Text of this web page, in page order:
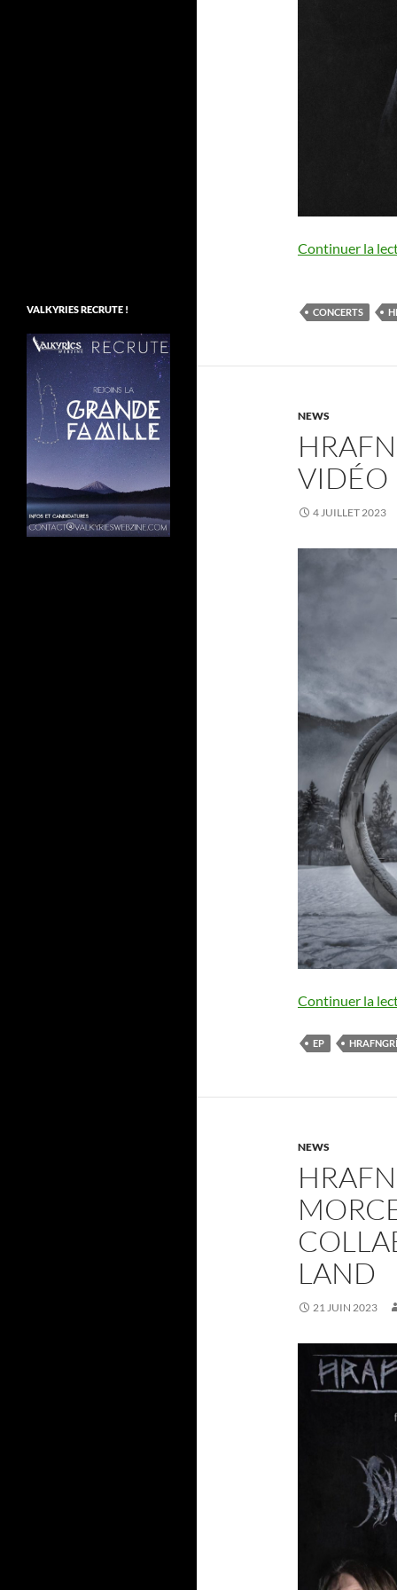
Continuer la
CONCERTS
NEWS
VIDÉO
4 JUILLET 2023
Continuer la
EP
NEWS
LAND
21 JUIN 2023
VALKYRIES RECRUTE !